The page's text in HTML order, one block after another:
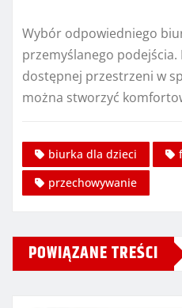
Wybór odpowiedniego
przemyślanego
dostępnej przestrzeni w
można stworzyć
biurka dla dzieci
przechowywanie
POWIĄZANE TREŚCI